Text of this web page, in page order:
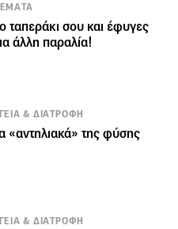
ταπεράκι σου και έφυγες
άλλη παραλία!
& ΔΙΑΤΡΟΦΗ
«αντηλιακά» της φύσης
& ΔΙΑΤΡΟΦΗ